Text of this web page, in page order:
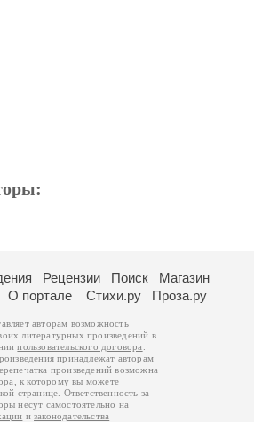
Рецензии Поиск
Магазин
О портале Стихи.ру Проза.ру
авторам возможность
литературных произведений в
пользовательского договора
принадлежат авторам
произведений возможна
к которому вы можете
странице. Ответственность за
несут самостоятельно на
изаконодательства